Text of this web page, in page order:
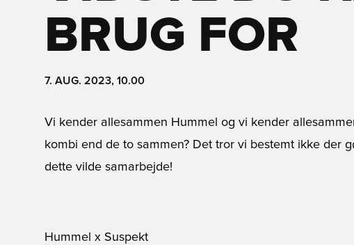
BRUG FOR
7. AUG. 2023, 10.00
Vi kender allesammen Hummel og vi kender
kombi end de to sammen? Det tror vi bestemt ikke der
dette vilde samarbejde!
Hummel x Suspekt